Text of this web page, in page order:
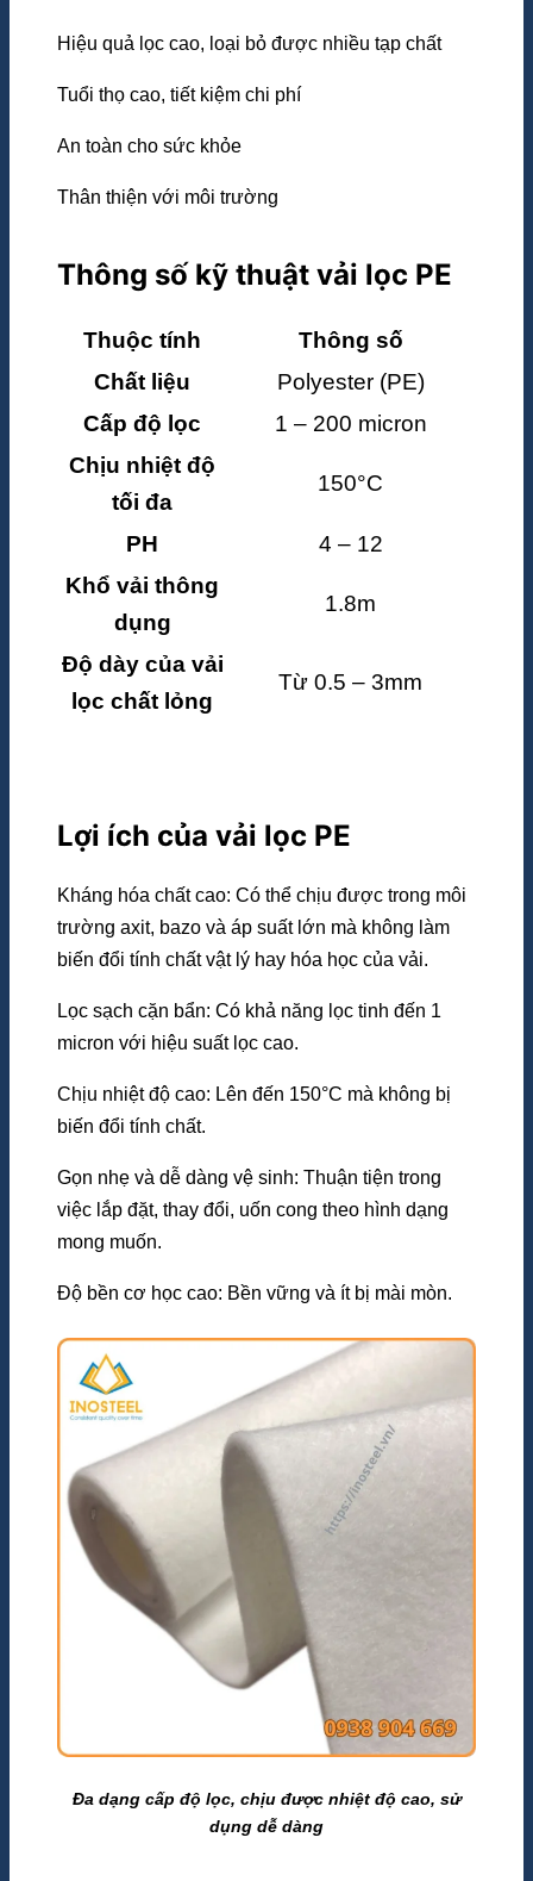
Hiệu quả lọc cao, loại bỏ được nhiều tạp chất
Tuổi thọ cao, tiết kiệm chi phí
An toàn cho sức khỏe
Thân thiện với môi trường
Thông số kỹ thuật vải lọc PE
Thuộc tính
Thông số
Chất liệu
Polyester (PE)
Cấp độ lọc
1 – 200 micron
Chịu nhiệt độ
tối đa
150°C
PH
4 – 12
Khổ vải thông
dụng
1.8m
Độ dày của vải
lọc chất lỏng
Từ 0.5 – 3mm
Lợi ích của vải lọc PE
Kháng hóa chất cao: Có thể chịu được trong môi
trường axit, bazo và áp suất lớn mà không làm
biến đổi tính chất vật lý hay hóa học của vải.
Lọc sạch cặn bẩn: Có khả năng lọc tinh đến 1
micron với hiệu suất lọc cao.
Chịu nhiệt độ cao: Lên đến 150°C mà không bị
biến đổi tính chất.
Gọn nhẹ và dễ dàng vệ sinh: Thuận tiện trong
việc lắp đặt, thay đổi, uốn cong theo hình dạng
mong muốn.
Độ bền cơ học cao: Bền vững và ít bị mài mòn.
Đa dạng cấp độ lọc, chịu được nhiệt độ cao, sử
dụng dễ dàng